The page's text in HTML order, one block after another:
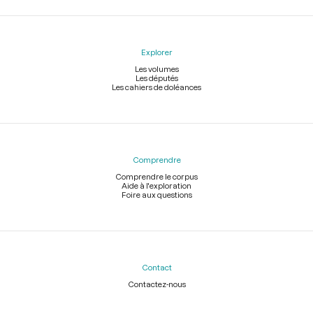
Explorer
Les volumes
Les députés
Les cahiers de doléances
Comprendre
Comprendre le corpus
Aide à l'exploration
Foire aux questions
Contact
Contactez-nous